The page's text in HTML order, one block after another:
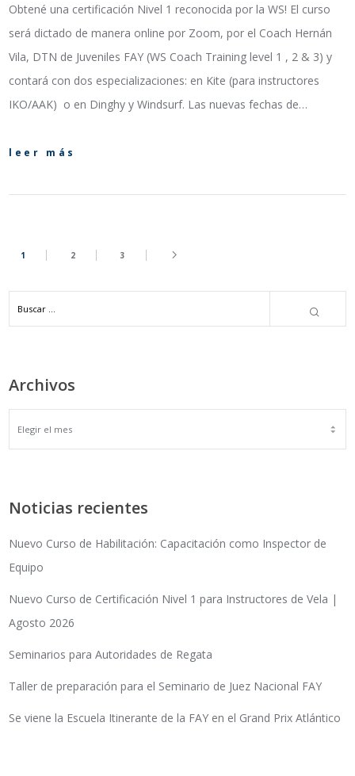
Obtené una certificación Nivel 1 reconocida por la WS! El curso
será dictado de manera online por Zoom, por el Coach Hernán
Vila, DTN de Juveniles FAY (WS Coach Training level 1 , 2 & 3) y
contará con dos especializaciones: en Kite (para instructores
IKO/AAK) o en Dinghy y Windsurf. Las nuevas fechas de…
leer más
1 2 3
Archivos
ARCHIVOS
Noticias recientes
Nuevo Curso de Habilitación: Capacitación como Inspector de
Equipo
Nuevo Curso de Certificación Nivel 1 para Instructores de Vela |
Agosto 2026
Seminarios para Autoridades de Regata
Taller de preparación para el Seminario de Juez Nacional FAY
Se viene la Escuela Itinerante de la FAY en el Grand Prix Atlántico